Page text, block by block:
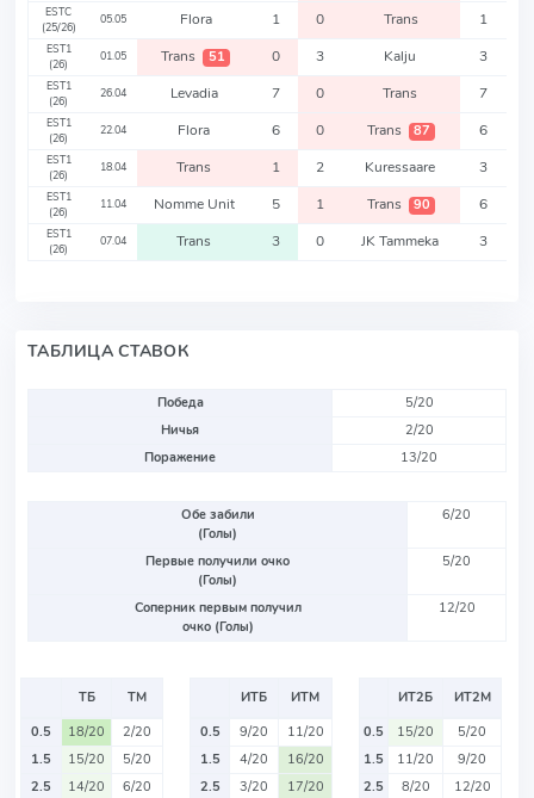
ESTC
(25/26)
05.05 Flora 1 0 Trans 1
EST1
(26)
01.05 Trans 51 0 3 Kalju 3
EST1
(26)
26.04 Levadia 7 0 Trans 7
EST1
(26)
22.04 Flora 6 0 Trans 87 6
EST1
(26)
18.04 Trans 1 2 Kuressaare 3
EST1
(26)
11.04 Nomme Unit 5 1 Trans 90 6
EST1
(26)
07.04 Trans 3 0 JK Tammeka 3
ТАБЛИЦА СТАВОК
Победа
5/20
Ничья
2/20
Поражение
13/20
Обе забили
(Голы)
6/20
Первые получили очко
(Голы)
5/20
Соперник первым получил
очко (Голы)
12/20
ТБ
ТМ
0.5
18/20
2/20
1.5
15/20
5/20
2.5
14/20
6/20
ИТБ
ИТМ
0.5
9/20
11/20
1.5
4/20
16/20
2.5
3/20
17/20
ИТ2Б
ИТ2М
0.5
15/20
5/20
1.5
11/20
9/20
2.5
8/20
12/20